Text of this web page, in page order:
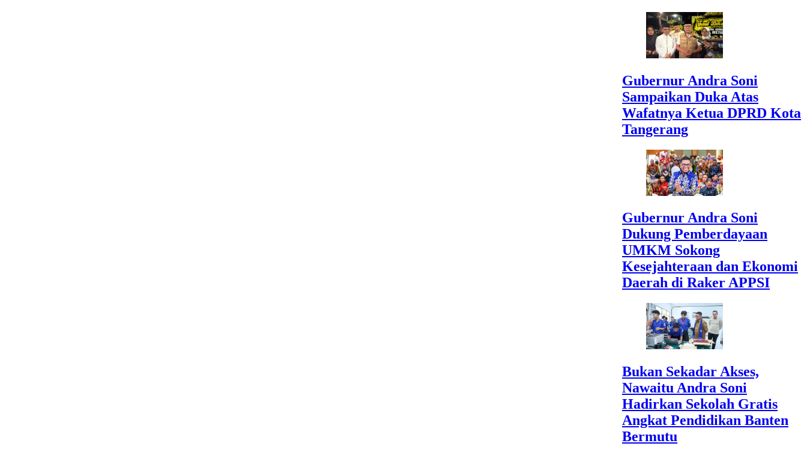
Gubernur Andra Soni
Sampaikan Duka Atas
Wafatnya Ketua DPRD Kota
Tangerang
Gubernur Andra Soni
Dukung Pemberdayaan
UMKM Sokong
Kesejahteraan dan Ekonomi
Daerah di Raker APPSI
Bukan Sekadar Akses,
Nawaitu Andra Soni
Hadirkan Sekolah Gratis
Angkat Pendidikan Banten
Bermutu